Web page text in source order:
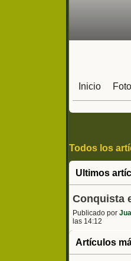
Inicio
Todos los
Ultimos
Conquista
Publicado por
las 14:12
Artículos